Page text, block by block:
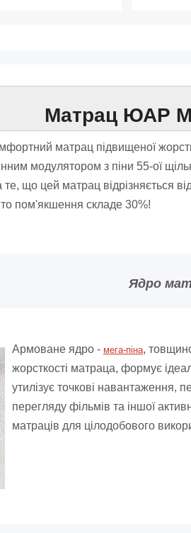
Матрац ЮАР
матрац підвищеної
модулятором з піни 55-ої
що цей матрац відрізняється
пом'якшення складе 30%!
Ядро
Армоване ядро ​​- мега-піна,
жорсткості матраца, формує
утилізує точкові навантаження,
перегляду фільмів та іншої
матраців для цілодобового